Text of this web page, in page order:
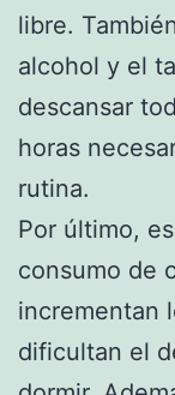
libre.
alcohol y el
descansar
horas
rutina.
Por último,
consumo de
incrementan
dificultan el